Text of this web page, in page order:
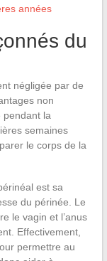
années
du
négligée par de
non
pendant la
semaines
le corps de la
est sa
du périnée. Le
le vagin et l’anus
Effectivement,
permettre au